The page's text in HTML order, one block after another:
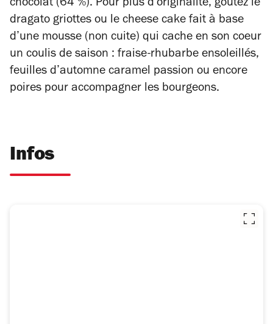
chocolat (64 %). Pour plus d’originalité, goûtez le
dragato griottes ou le cheese cake fait à base
d’une mousse (non cuite) qui cache en son coeur
un coulis de saison : fraise-rhubarbe ensoleillés,
feuilles d’automne caramel passion ou encore
poires pour accompagner les bourgeons.
Infos